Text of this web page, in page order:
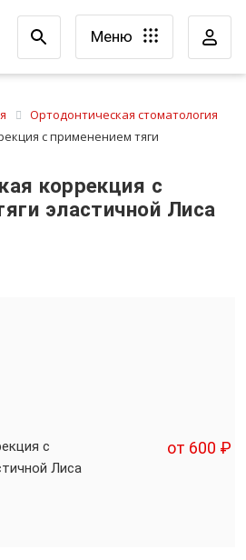
Меню
Ортодонтическая стоматология
с применением тяги
коррекция с
эластичной Лиса
с
Лиса
от 600 ₽